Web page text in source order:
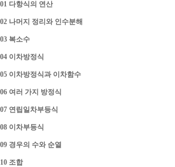
01 다항식의 연산
02 나머지 정리와 인수분해
03 복소수
04 이차방정식
05 이차방정식과 이차함수
06 여러 가지 방정식
07 연립일차부등식
08 이차부등식
09 경우의 수와 순열
10 조합